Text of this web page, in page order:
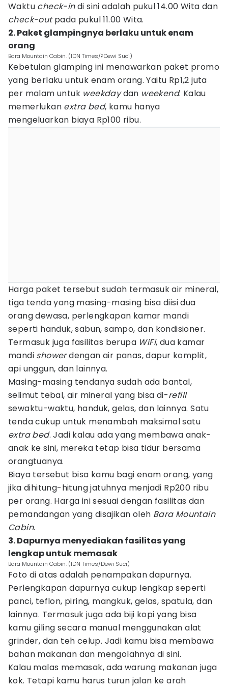
Waktu check-indi sini adalah pukul 14.00 Wita dan
check-outpada pukul 11.00 Wita.
2. Paket glampingnya berlaku untuk enam
orang
Bara Mountain Cabin. (IDN Times/?Dewi Suci)
Kebetulan glamping ini menawarkan paket promo
yang berlaku untuk enam orang. Yaitu Rp1,2 juta
per malam untuk weekdaydan weekend. Kalau
memerlukan extra bed, kamu hanya
mengeluarkan biaya Rp100 ribu.
Harga paket tersebut sudah termasuk air mineral,
tiga tenda yang masing-masing bisa diisi dua
orang dewasa, perlengkapan kamar mandi
seperti handuk, sabun, sampo, dan kondisioner.
Termasuk juga fasilitas berupa WiFi, dua kamar
mandi showerdengan air panas, dapur komplit,
api unggun, dan lainnya.
Masing-masing tendanya sudah ada bantal,
selimut tebal, air mineral yang bisa di-refill
sewaktu-waktu, handuk, gelas, dan lainnya. Satu
tenda cukup untuk menambah maksimal satu
extra bed. Jadi kalau ada yang membawa anak-
anak ke sini, mereka tetap bisa tidur bersama
orangtuanya.
Biaya tersebut bisa kamu bagi enam orang, yang
jika dihitung-hitung jatuhnya menjadi Rp200 ribu
per orang. Harga ini sesuai dengan fasilitas dan
pemandangan yang disajikan oleh Bara Mountain
Cabin.
3. Dapurnya menyediakan fasilitas yang
lengkap untuk memasak
Bara Mountain Cabin. (IDN Times/Dewi Suci)
Foto di atas adalah penampakan dapurnya.
Perlengkapan dapurnya cukup lengkap seperti
panci, teflon, piring, mangkuk, gelas, spatula, dan
lainnya. Termasuk juga ada biji kopi yang bisa
kamu giling secara manual menggunakan alat
grinder, dan teh celup. Jadi kamu bisa membawa
bahan makanan dan mengolahnya di sini.
Kalau malas memasak, ada warung makanan juga
kok. Tetapi kamu harus turun jalan ke arah